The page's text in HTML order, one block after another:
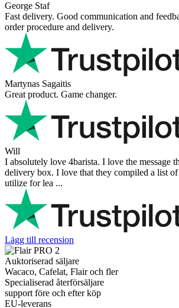
George Staf
Fast delivery. Good communication and
order procedure and delivery.
Martynas Sagaitis
Great product. Game changer.
Will
I absolutely love 4barista. I love the message
delivery box. I love that they compiled a list of
utilize for lea ...
Lägg till recension
Auktoriserad säljare
Wacaco, Cafelat, Flair och fler
Specialiserad återförsäljare
support före och efter köp
EU-leverans